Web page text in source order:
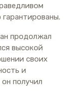
продолжал
высокой
своих
и
получил